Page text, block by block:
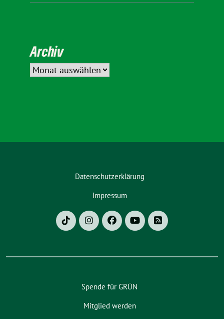
Archiv
Datenschutzerklärung
Impressum
Spende für GRÜN
Mitglied werden